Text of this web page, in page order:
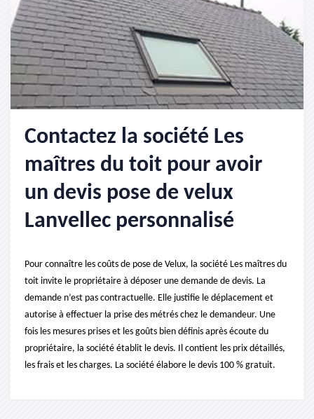
Contactez la société Les
maîtres du toit pour avoir
un devis pose de velux
Lanvellec personnalisé
Pour connaître les coûts de pose de Velux, la société Les maîtres du
toit invite le propriétaire à déposer une demande de devis. La
demande n’est pas contractuelle. Elle justifie le déplacement et
autorise à effectuer la prise des métrés chez le demandeur. Une
fois les mesures prises et les goûts bien définis après écoute du
propriétaire, la société établit le devis. Il contient les prix détaillés,
les frais et les charges. La société élabore le devis 100 % gratuit.